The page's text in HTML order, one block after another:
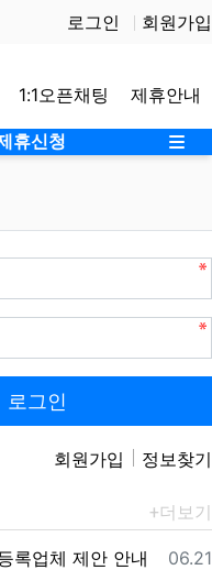
로그인 회원가입
1:1오픈채팅 제휴안내
휴신청 사
로그인
회원가입 정보찾기
등록
06.21
록업체 제안 안내